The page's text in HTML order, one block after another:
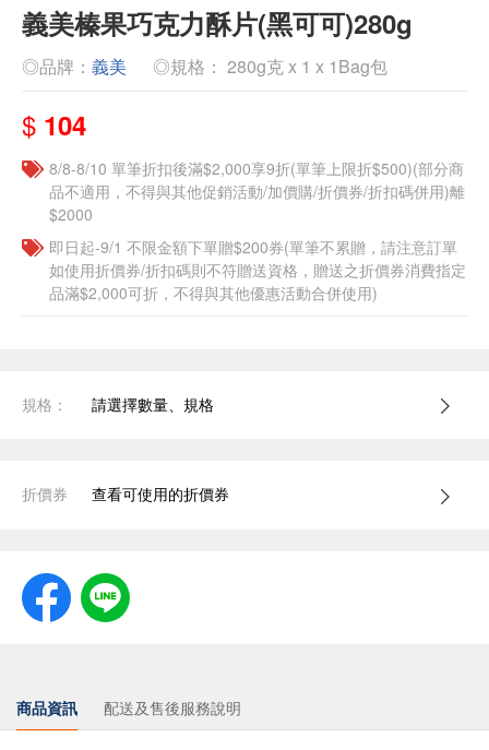
義美榛果巧克力酥片(黑可可)280g
◎品牌： 義美 ◎規格： 280g克 x 1 x 1Bag包
$ 104
8/8-8/10 單筆折扣後滿$2,000享9折(單筆上限折$500)(部分商
品不適用，不得與其他促銷活動/加價購/折價券/折扣碼併用)離
$2000
即日起-9/1 不限金額下單贈$200券(單筆不累贈，請注意訂單
如使用折價券/折扣碼則不符贈送資格，贈送之折價券消費指定
品滿$2,000可折，不得與其他優惠活動合併使用)
規格： 請選擇數量、規格
折價券 查看可使用的折價券
商品資訊 配送及售後服務說明